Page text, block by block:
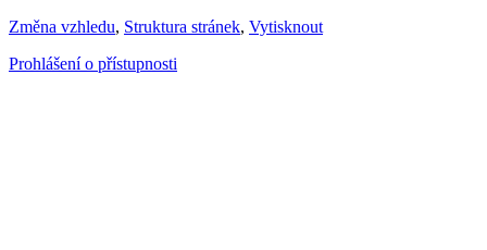
Změna vzhledu, Struktura stránek, Vytisknout
Prohlášení o přístupnosti